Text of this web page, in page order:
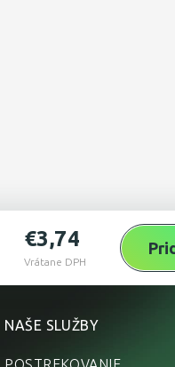
€3,74
Vrátane DPH
NAŠE SLUŽBY